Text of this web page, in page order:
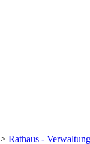
> Rathaus - Verwaltung